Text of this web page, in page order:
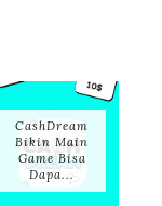
CashDream
Bikin Main
Game Bisa
Dapa...